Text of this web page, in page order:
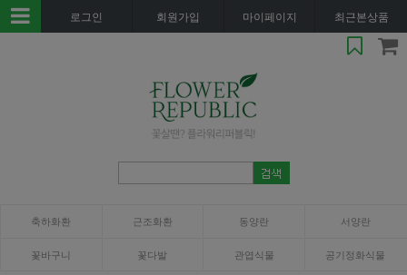
로그인 회원가입 마이페이지 최근본상품
축하화환 근조화환 동양란 서양란
꽃바구니 꽃다발 관엽식물 공기정화식물